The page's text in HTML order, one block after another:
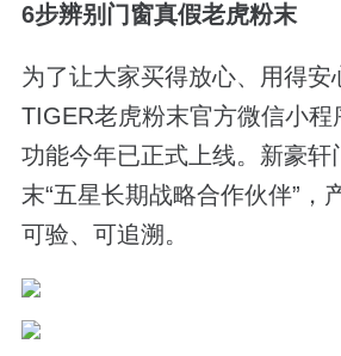
6步辨别门窗真假老虎粉末
为了让大家买得放心、用得安
TIGER老虎粉末官方微信小程
功能今年已正式上线。新豪轩
末“五星长期战略合作伙伴”，
可验、可追溯。